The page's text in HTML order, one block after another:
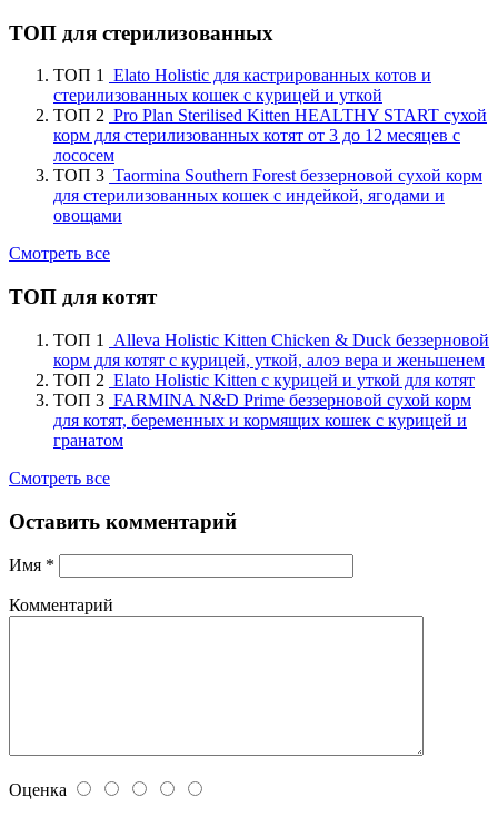
ТОП для стерилизованных
ТОП 1 Elato Holistic для кастрированных котов и
стерилизованных кошек с курицей и уткой
ТОП 2 Pro Plan Sterilised Kitten HEALTHY START сухой
корм для стерилизованных котят от 3 до 12 месяцев с
лососем
ТОП 3 Taormina Southern Forest беззерновой сухой корм
для стерилизованных кошек с индейкой, ягодами и
овощами
Смотреть все
ТОП для котят
ТОП 1
Alleva Holistic Kitten Chicken & Duck беззерновой
корм для котят с курицей, уткой, алоэ вера и женьшенем
ТОП 2 Elato Holistic Kitten с курицей и уткой для котят
ТОП 3 FARMINA N&D Prime беззерновой сухой корм
для котят, беременных и кормящих кошек с курицей и
гранатом
Смотреть все
Оставить комментарий
Имя *
Комментарий
Оценка